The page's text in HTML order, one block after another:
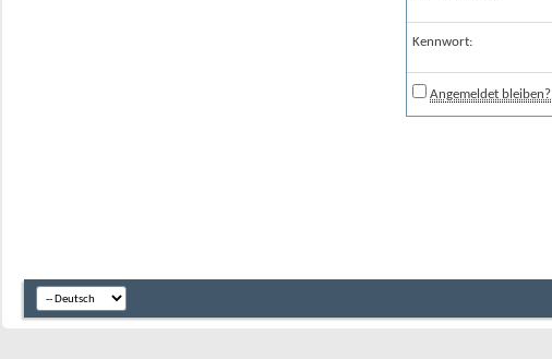
Kennwort:
Angemeldet bleiben?